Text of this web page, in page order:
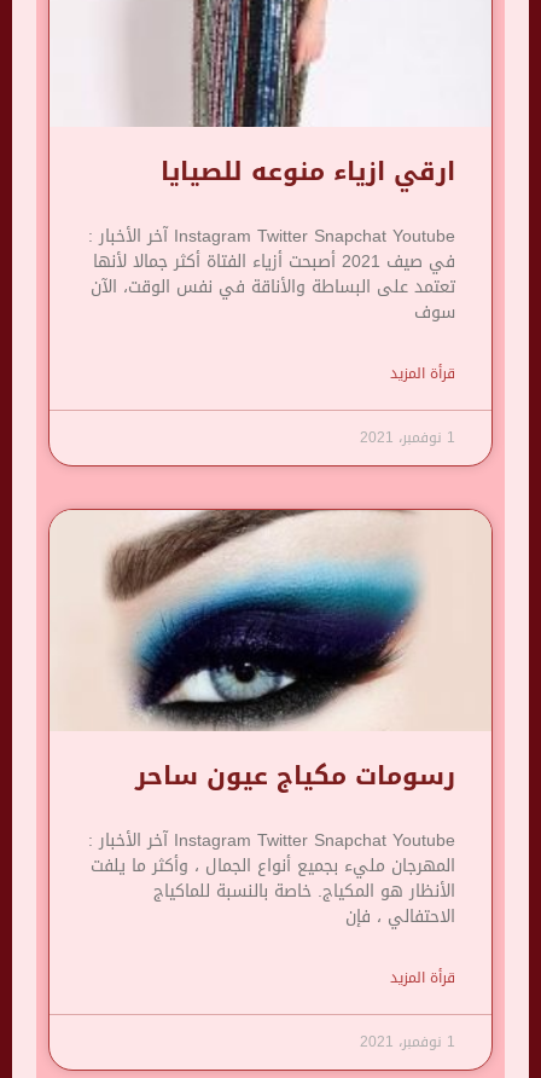
ارقي ازياء منوعه للصيايا
Instagram Twitter Snapchat Youtube آخر الأخبار :
في صيف 2021 أصبحت أزياء الفتاة أكثر جمالا لأنها
تعتمد على البساطة والأناقة في نفس الوقت، الآن
سوف
قرأة المزيد
1 نوفمبر، 2021
رسومات مكياج عيون ساحر
Instagram Twitter Snapchat Youtube آخر الأخبار :
المهرجان مليء بجميع أنواع الجمال ، وأكثر ما يلفت
الأنظار هو المكياج. خاصة بالنسبة للماكياج
الاحتفالي ، فإن
قرأة المزيد
1 نوفمبر، 2021